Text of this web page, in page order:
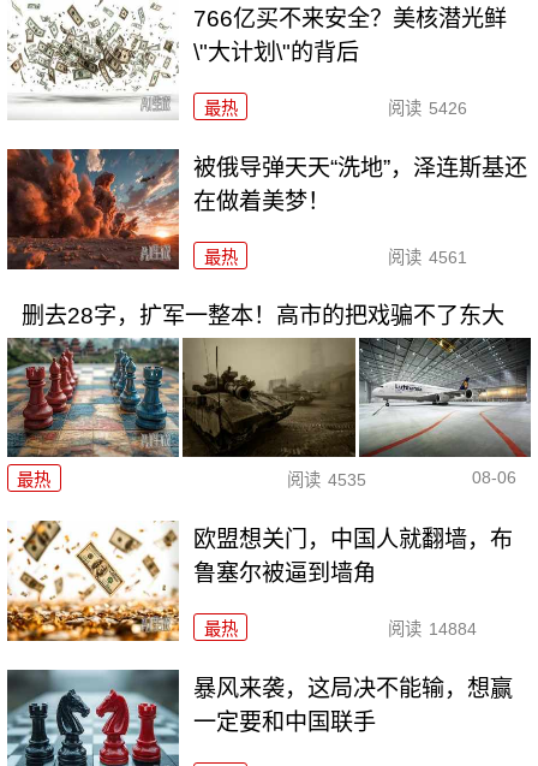
766亿买不来安全？美核潜光鲜
\"大计划\"的背后
最热 阅读 5426
被俄导弹天天“洗地”，泽连斯基还
在做着美梦！
最热 阅读 4561
删去28字，扩军一整本！高市的把戏骗不了东大
最热 阅读 4535 08-06
欧盟想关门，中国人就翻墙，布
鲁塞尔被逼到墙角
最热 阅读 14884
暴风来袭，这局决不能输，想赢
一定要和中国联手